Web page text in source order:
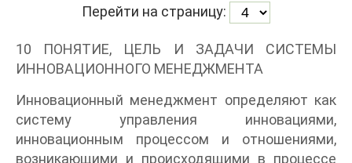
Перейти на страницу:
10 ПОНЯТИЕ, ЦЕЛЬ И ЗАДАЧИ СИСТЕМЫ
ИННОВАЦИОННОГО МЕНЕДЖМЕНТА
Инновационный менеджмент определяют как
систему управления инновациями,
инновационным процессом и отношениями,
возникающими и происходящими в процессе